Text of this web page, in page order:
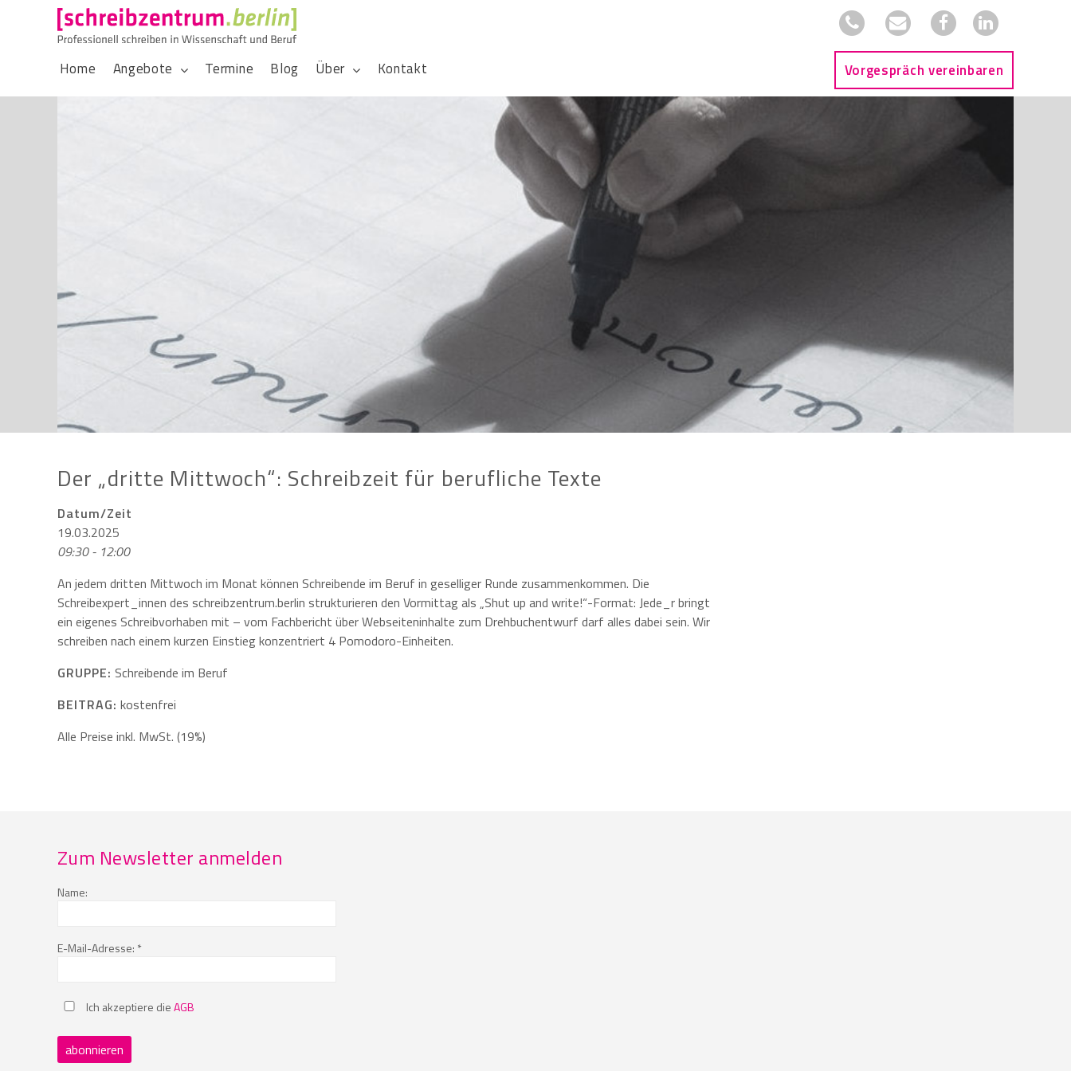
Home Angebote Termine Blog Über Kontakt Vorgespräch vereinbaren
Der „dritte Mittwoch“: Schreibzeit für berufliche Texte
Datum/Zeit
19.03.2025
09:30 - 12:00
An jedem dritten Mittwoch im Monat können Schreibende im Beruf in geselliger Runde zusammenkommen. Die
Schreibexpert_innen des schreibzentrum.berlin strukturieren den Vormittag als „Shut up and write!“-Format: Jede_r bringt
ein eigenes Schreibvorhaben mit – vom Fachbericht über Webseiteninhalte zum Drehbuchentwurf darf alles dabei sein. Wir
schreiben nach einem kurzen Einstieg konzentriert 4 Pomodoro-Einheiten.
GRUPPE: Schreibende im Beruf
BEITRAG: kostenfrei
Alle Preise inkl. MwSt. (19%)
Zum Newsletter anmelden
Name:
E-Mail-Adresse: *
Ich akzeptiere dieAGB